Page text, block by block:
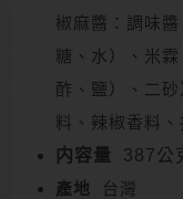
椒麻醬：調味
糖、水）、米
酢、鹽）、二
料、辣椒香料
内容量 387公
產地 台灣